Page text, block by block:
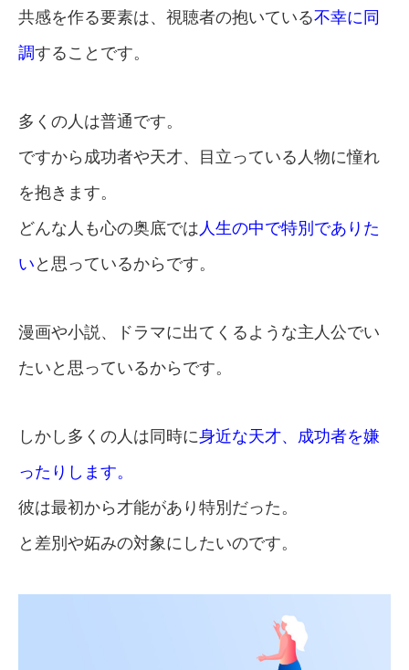
共感を作る要素は、視聴者の抱いている不幸に同
調することです。
多くの人は普通です。
ですから成功者や天才、目立っている人物に憧れ
を抱きます。
どんな人も心の奥底では 人生の中で特別でありた
い と思っているからです。
漫画や小説、ドラマに出てくるような主人公でい
たいと思っているからです。
しかし多くの人は同時に身近な天才、成功者を嫌
ったりします。
彼は最初から才能があり特別だった。
と差別や妬みの対象にしたいのです。